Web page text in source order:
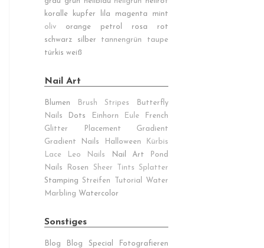
koralle
kupfer lila magenta
mint
oliv
orange petrol rosa
rot
schwarz
silber tannengrün
taupe
türkis weiß
Nail Art
Blumen Brush Stripes
Butterfly
Nails
Dots Einhorn Eule
French
Glitter Placement
Gradient
Gradient Nails
Halloween
Kürbis
Lace
Leo Nails Nail Art
Pond
Nails
Rosen Sheer Tints
Splatter
Stamping Streifen Tutorial
Water
Marbling Watercolor
Sonstiges
Blog Blog Special
Fotografieren